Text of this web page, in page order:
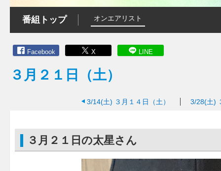
番組トップ オンエアリスト
Facebook X LINE
３月２１日（土）
3/14(土) ３月１４日（土） 3/28(土)
３月２１日の太星さん